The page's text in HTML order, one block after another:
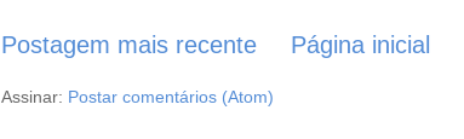
Postagem mais recente Página inicial
Assinar: Postar comentários (Atom)